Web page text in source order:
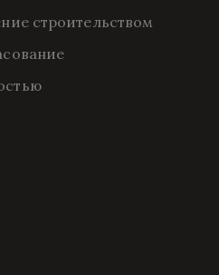
строительством